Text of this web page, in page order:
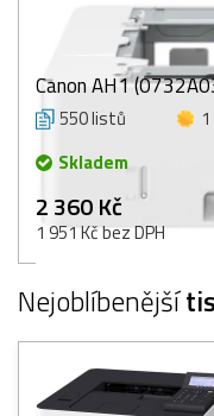
Canon AH1
550 listů
Skladem
2 360 Kč
1 951 Kč bez DPH
Nejoblíbenější